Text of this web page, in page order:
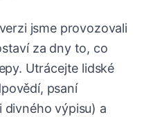
jsme provozovali
za dny to, co
Utrácejte lidské
psaní
divného výpisu) a